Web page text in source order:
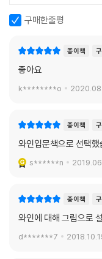
미국
북서부
프로필
구매한줄평
종이책
좋아요
k********o
종이책
와인입문책으로 선택했
s******n
종이책
와인에 대해 그림으로
d*******7